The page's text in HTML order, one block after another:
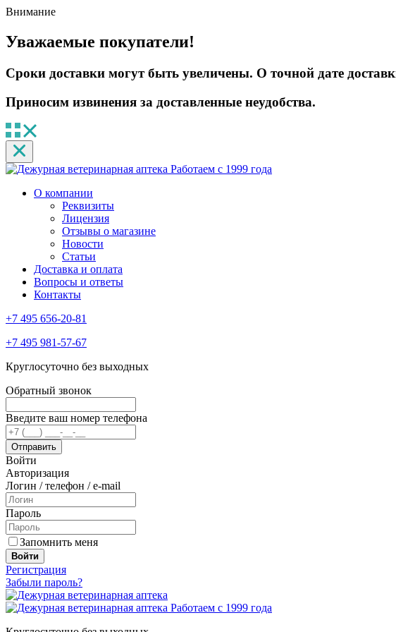
Внимание
Уважаемые покупатели!
Сроки доставки могут быть увеличены. О точной дате
Приносим извинения за доставленные неудобства.
Работаем с 1999 года
О компании
Реквизиты
Лицензия
Отзывы о магазине
Новости
Статьи
Доставка и оплата
Вопросы и ответы
Контакты
+7 495 656-20-81
+7 495 981-57-67
Круглосуточно без выходных
Обратный звонок
Введите ваш номер телефона
Войти
Авторизация
Логин / телефон / e-mail
Пароль
Запомнить меня
Войти
Регистрация
Забыли пароль?
Работаем с 1999 года